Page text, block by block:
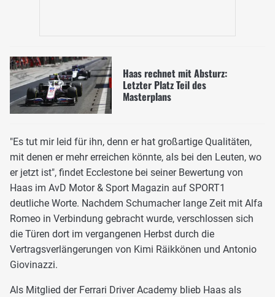
Haas rechnet mit Absturz:
Letzter Platz Teil des
Masterplans
"Es tut mir leid für ihn, denn er hat großartige Qualitäten,
mit denen er mehr erreichen könnte, als bei den Leuten, wo
er jetzt ist", findet Ecclestone bei seiner Bewertung von
Haas im AvD Motor & Sport Magazin auf SPORT1
deutliche Worte. Nachdem Schumacher lange Zeit mit Alfa
Romeo in Verbindung gebracht wurde, verschlossen sich
die Türen dort im vergangenen Herbst durch die
Vertragsverlängerungen von Kimi Räikkönen und Antonio
Giovinazzi.
Als Mitglied der Ferrari Driver Academy blieb Haas als